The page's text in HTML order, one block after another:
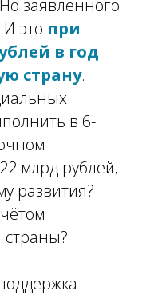
заявленного
это при
в год
страну.
в 6-
млрд рублей,
развития?
страны?